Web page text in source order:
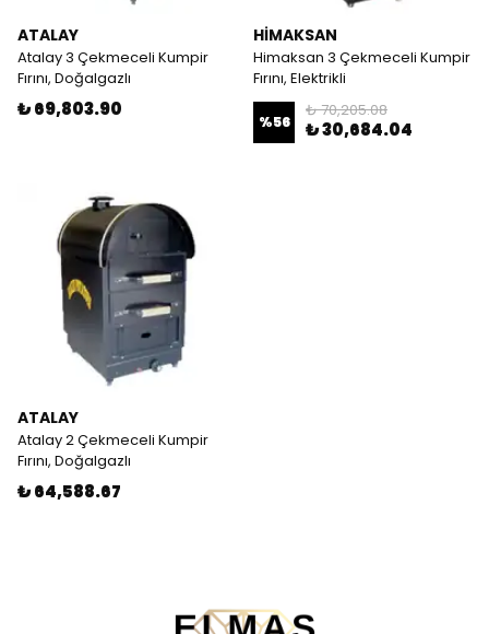
ATALAY
Atalay 3 Çekmeceli Kumpir
Fırını, Doğalgazlı
₺ 69,803.90
HİMAKSAN
Himaksan 3 Çekmeceli Kumpir
Fırını, Elektrikli
%56
₺ 70,205.08
₺ 30,684.04
ATALAY
Atalay 2 Çekmeceli Kumpir
Fırını, Doğalgazlı
₺ 64,588.67